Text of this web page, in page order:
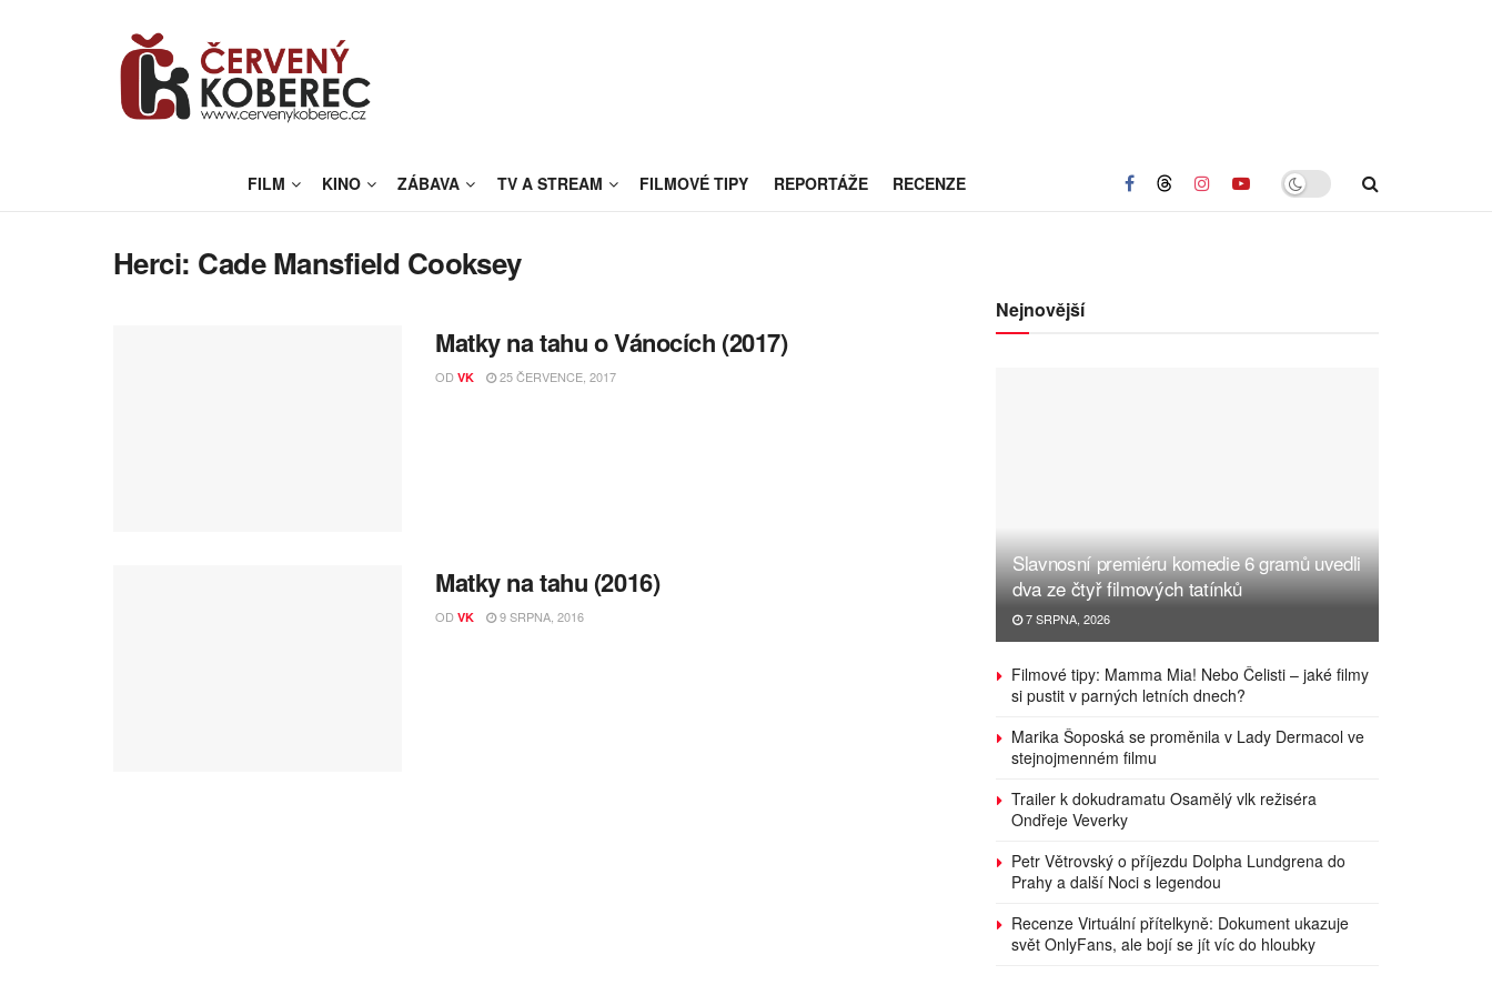
FILM KINO ZÁBAVA TV A STREAM FILMOVÉ TIPY REPORTÁŽE RECENZE
Herci: Cade Mansfield Cooksey
Matky na tahu o Vánocích (2017)
OD VK 25 ČERVENCE, 2017
Matky na tahu (2016)
OD VK 9 SRPNA, 2016
Nejnovější
Slavnosní premiéru komedie 6 gramů uvedli
dva ze čtyř filmových tatínků
7 SRPNA, 2026
Filmové tipy: Mamma Mia! Nebo Čelisti – jaké filmy
si pustit v parných letních dnech?
Marika Šoposká se proměnila v Lady Dermacol ve
stejnojmenném filmu
Trailer k dokudramatu Osamělý vlk režiséra
Ondřeje Veverky
Petr Větrovský o příjezdu Dolpha Lundgrena do
Prahy a další Noci s legendou
Recenze Virtuální přítelkyně: Dokument ukazuje
svět OnlyFans, ale bojí se jít víc do hloubky